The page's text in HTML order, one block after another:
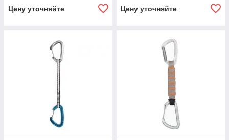
Цену уточняйте Цену уточняйте